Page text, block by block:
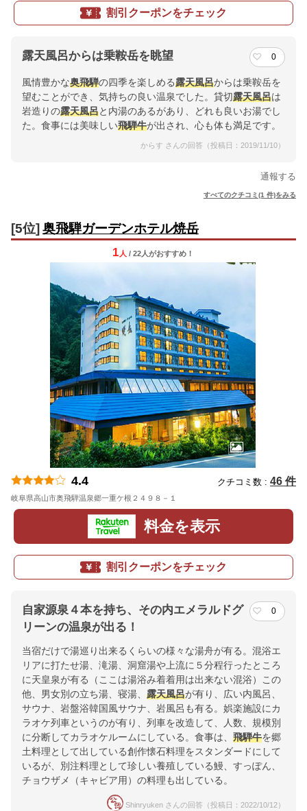
割引クーポンをチェック
露天風呂からは乗鞍岳を眺望 0
風情豊かな奥飛騨の四季を楽しめる露天風呂からは乗鞍岳を
望むことができ、気持ちの良い温泉でした。貸切露天風呂は
岩造りの露天風呂と内湯のあるがあり、どれも良いお湯でし
た。食事には美味しい飛騨牛が出され、心も体も満足です。
からす さんの回答（投稿日：2019/11/10）
通報する
すべてのクチコミ(1 件)をみる
[5位] 奥飛騨ガーデンホテル焼岳
1 人 / 22人がおすすめ！
4.4 クチコミ数 : 46 件
岐阜県高山市奥飛騨温泉郷一重ケ根２４９８－１
料金を表示
割引クーポンをチェック
自家源泉４本を持ち、その内エメラルドグ
リーンの温泉が出る！
0
当宿だけで湯巡り出来るくらいの様々な湯舟が有る。混浴エ
リアに打たせ湯、滝湯、洞窟湯や上流に５分程行ったところ
に天皇泉が有る（ここは湯浴み着着用は出来ない混浴）この
他、男女別の立ち湯、寝湯、 露天風呂が有り、広い内風呂、
サウナ、岩盤浴韓国風サウナ、岩風呂も有る。娯楽施設にカ
ラオケ列車というのが有り、列車を改造して、人数、規模別
に分断してカラオケルームにしている。食事は、 飛騨牛を郷
土料理として出している創作懐石料理をスタンダードにして
いるが、別注料理として珍しい養殖している鰻、すっぽん、
チョウザメ（キャビア用）の料理も出している。
Shinryuken さんの回答（投稿日：2022/10/12）